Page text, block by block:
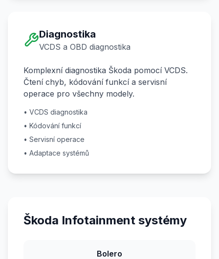
Diagnostika
VCDS a OBD diagnostika
Komplexní diagnostika Škoda pomocí VCDS.
Čtení chyb, kódování funkcí a servisní
operace pro všechny modely.
• VCDS diagnostika
• Kódování funkcí
• Servisní operace
• Adaptace systémů
Škoda Infotainment systémy
Bolero